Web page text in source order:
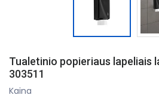
Tualetinio popieriaus lapeliais
303511
Kaina